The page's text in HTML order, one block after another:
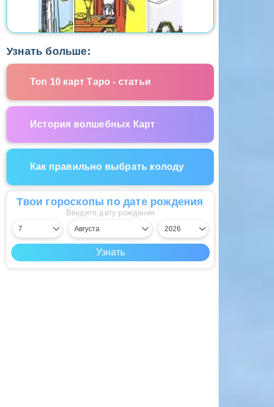
Узнать больше:
Топ 10 карт Таро - статьи
История волшебных Карт
Как правильно выбрать колоду
Твои гороскопы по дате рождения
Введите дату рождения